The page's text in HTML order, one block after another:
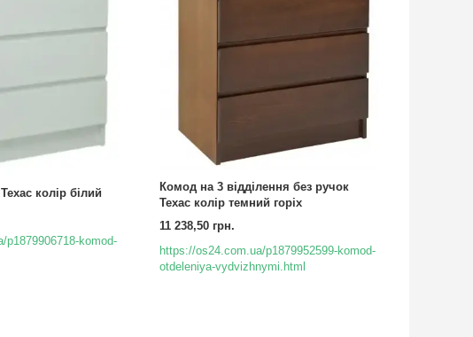
колір білий
p1879906718-komod-
Комод на 3 відділення без ручок
Техас колір темний горіх
11 238,50 грн.
https://os24.com.ua/p1879952599-komod-
otdeleniya-vydvizhnymi.html